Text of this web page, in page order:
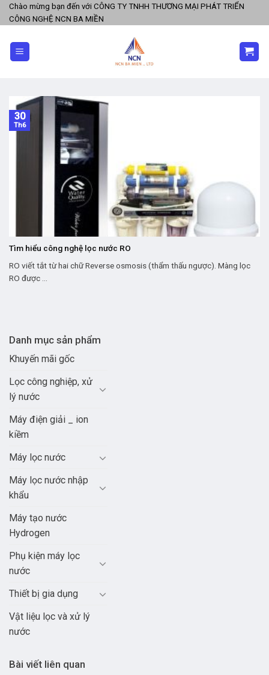
SkipChào mừng bạn đến với CÔNG TY TNHH THƯƠNG MẠI PHÁT TRIỂN
CÔNG NGHỆ NCN BA MIỀN
Tìm hiểu công nghệ lọc nước RO
RO viết tắt từ hai chữ Reverse osmosis (thẩm thấu ngược). Màng lọc
RO được ...
30
Th6
Danh mục sản phẩm
Khuyến mãi gốc
Lọc công nghiệp, xử
lý nước
Máy điện giải _ ion
kiềm
Máy lọc nước
Máy lọc nước nhập
khẩu
Máy tạo nước
Hydrogen
Phụ kiện máy lọc
nước
Thiết bị gia dụng
Vật liệu lọc và xử lý
nước
Bài viết liên quan